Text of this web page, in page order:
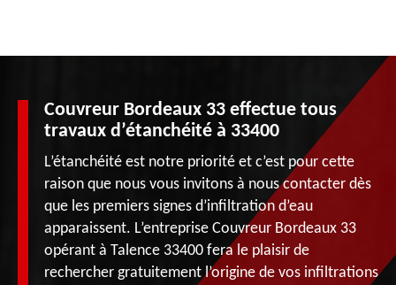
Couvreur Bordeaux 33 effectue tous
travaux d’étanchéité à 33400
L’étanchéité est notre priorité et c’est pour cette
raison que nous vous invitons à nous contacter dès
que les premiers signes d’infiltration d’eau
apparaissent. L’entreprise Couvreur Bordeaux 33
opérant à Talence 33400 fera le plaisir de
rechercher gratuitement l’origine de vos infiltrations